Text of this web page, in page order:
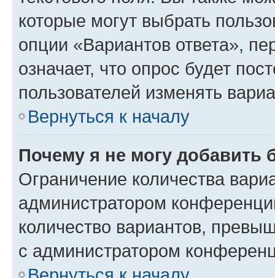
которые могут выбрать
опции «Вариантов ответа»,
означает, что опрос будет
пользователей изменять
Вернуться к началу
Почему я не могу добавить
Ограничение количества
администратором
количество вариантов,
с администратором